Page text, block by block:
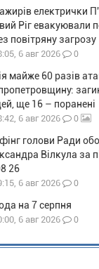
електрички
Ріг евакуювали
повітряну загрозу
6 авг 2026 0
майже 60 разів
ще 16 – поранені
6 авг 2026 0
голови Ради
Вілкула за
26
6 авг 2026 0
на 7 серпня
6 авг 2026 0